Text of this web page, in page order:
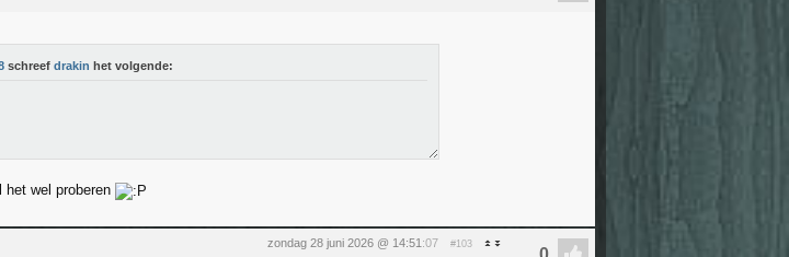
schreef drakin het volgende:
het wel proberen
zondag 28 juni 2026 @ 14:51 :07 #103